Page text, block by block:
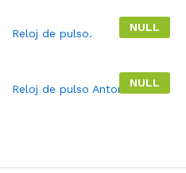
NULL
Reloj de pulso.
NULL
Reloj de pulso Antonio Miro.